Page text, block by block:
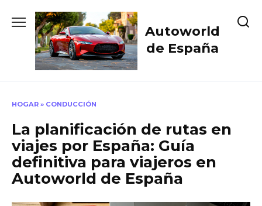
content
Autoworld
de España
HOGAR » CONDUCCIÓN
La planificación de rutas en
viajes por España: Guía
definitiva para viajeros en
Autoworld de España